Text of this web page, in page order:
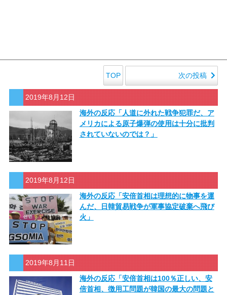
TOP 次の投稿
2019年8月12日
海外の反応「人道に外れた戦争犯罪だ、ア
メリカによる原子爆弾の使用は十分に批判
されていないのでは？」
2019年8月12日
海外の反応「安倍首相は理想的に物事を運
んだ、日韓貿易戦争が軍事協定破棄へ飛び
火」
2019年8月11日
海外の反応「安倍首相は100％正しい、安
倍首相、徴用工問題が韓国の最大の問題と